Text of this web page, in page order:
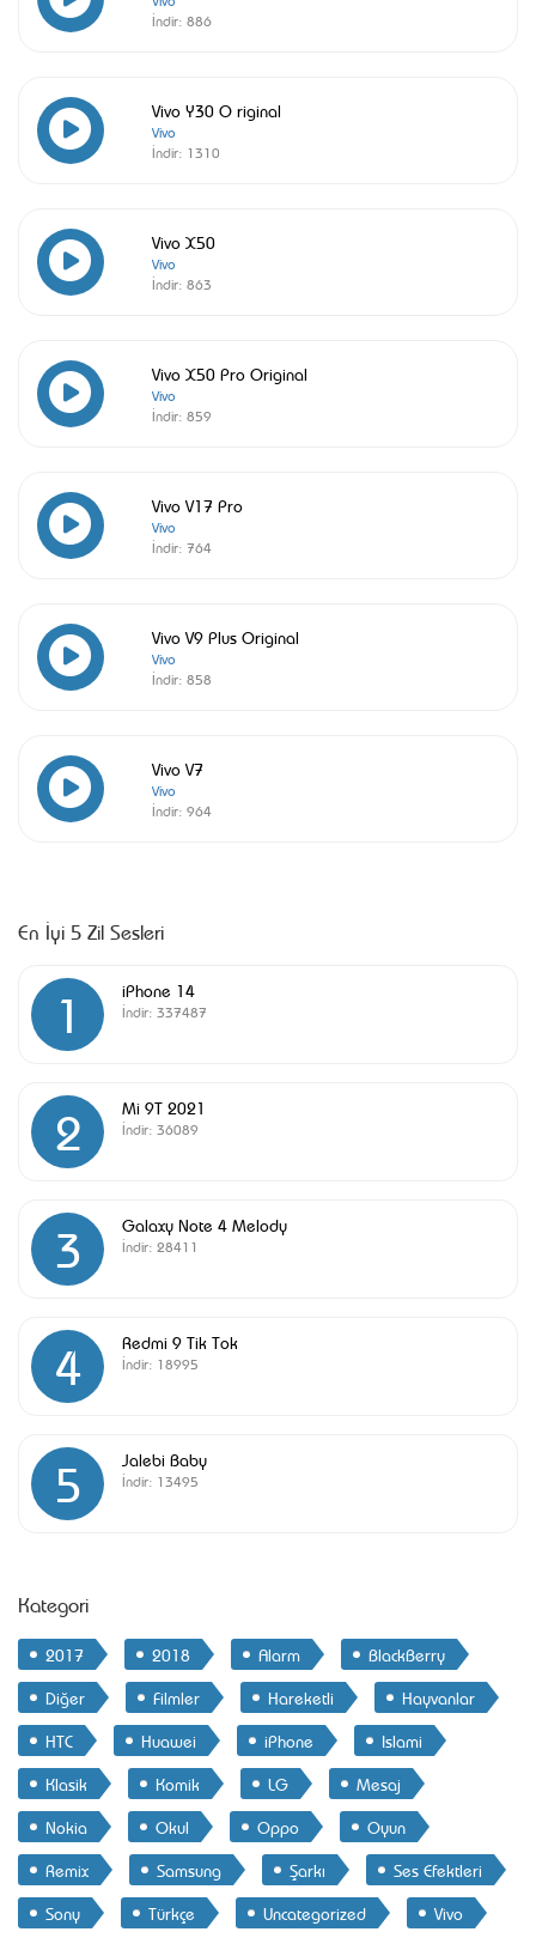
İndir: 886
Vivo Y30 O riginal
Vivo
İndir: 1310
Vivo X50
Vivo
İndir: 863
Vivo X50 Pro Original
Vivo
İndir: 859
Vivo V17 Pro
Vivo
İndir: 764
Vivo V9 Plus Original
Vivo
İndir: 858
Vivo V7
Vivo
İndir: 964
En İyi 5 Zil Sesleri
1 iPhone 14
İndir: 337487
2 Mi 9T 2021
İndir: 36089
3 Galaxy Note 4 Melody
İndir: 28411
4 Redmi 9 Tik Tok
İndir: 18995
5 Jalebi Baby
İndir: 13495
Kategori
2017 2018 Alarm
BlackBerry
Diğer
Filmler Hareketli
Hayvanlar
HTC
Huawei iPhone
Islami
Klasik
Komik LG
Mesaj
Nokia
Okul Oppo
Oyun
Remix
Samsung Şarkı
Ses Efektleri
Sony
Türkçe Uncategorized Vivo